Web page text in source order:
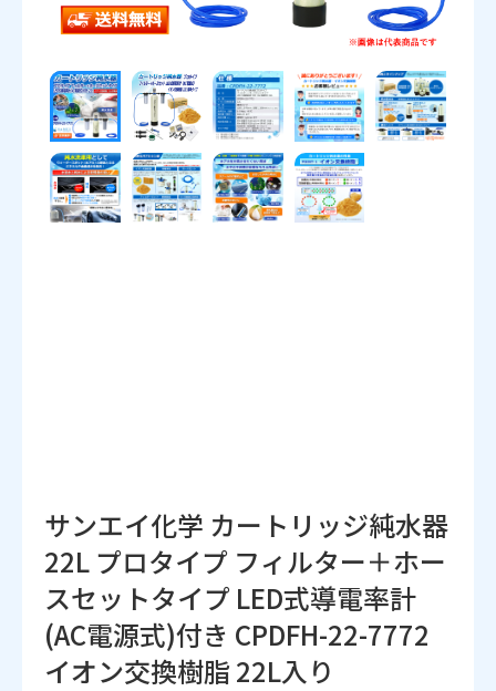
サンエイ化学 カートリッジ純水器
22L プロタイプ フィルター＋ホー
スセットタイプ LED式導電率計
(AC電源式)付き CPDFH-22-7772
イオン交換樹脂 22L入り